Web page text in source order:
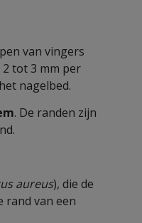
van vingers
tot 3 mm per
nagelbed.
. De randen zijn
aureus), die de
rand van een